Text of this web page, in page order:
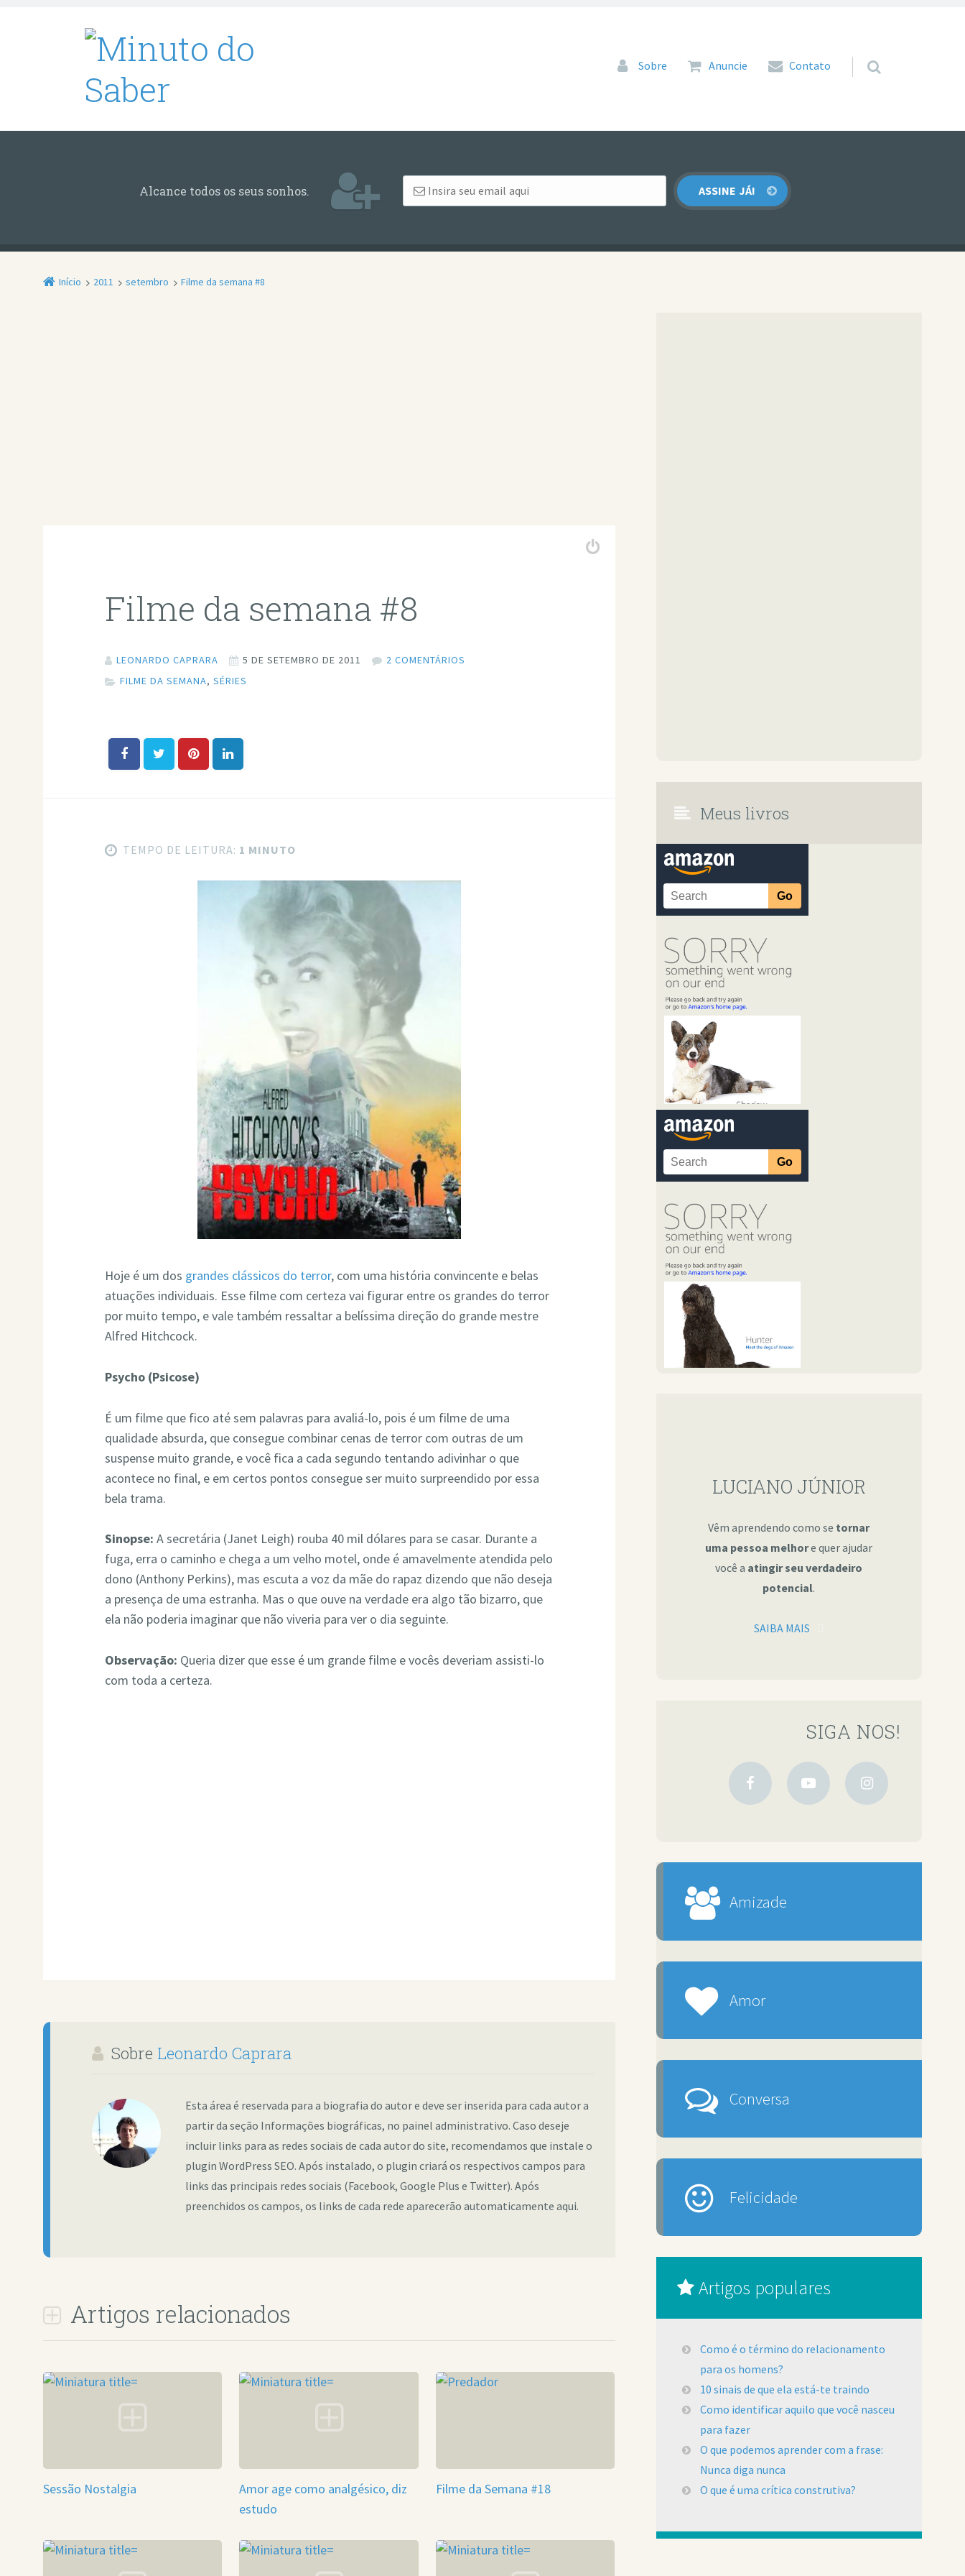
Pular para o conteúdo
Sobre Anuncie Contato
Alcance todos os seus sonhos.
Início 2011 setembro Filme da semana #8
Filme da semana #8
LEONARDO CAPRARA 5 DE SETEMBRO DE 2011
2 COMENTÁRIOS
FILME DA SEMANA,SÉRIES
TEMPO DE LEITURA: 1 MINUTO
Hoje é um dos grandes clássicos do terror, com uma história convincente e belas
atuações individuais. Esse filme com certeza vai figurar entre os grandes do terror
por muito tempo, e vale também ressaltar a belíssima direção do grande mestre
Alfred Hitchcock.
Psycho (Psicose)
É um filme que fico até sem palavras para avaliá-lo, pois é um filme de uma
qualidade absurda, que consegue combinar cenas de terror com outras de um
suspense muito grande, e você fica a cada segundo tentando adivinhar o que
acontece no final, e em certos pontos consegue ser muito surpreendido por essa
bela trama.
Sinopse: A secretária (Janet Leigh) rouba 40 mil dólares para se casar. Durante a
fuga, erra o caminho e chega a um velho motel, onde é amavelmente atendida pelo
dono (Anthony Perkins), mas escuta a voz da mãe do rapaz dizendo que não deseja
a presença de uma estranha. Mas o que ouve na verdade era algo tão bizarro, que
ela não poderia imaginar que não viveria para ver o dia seguinte.
Observação: Queria dizer que esse é um grande filme e vocês deveriam assisti-lo
com toda a certeza.
Sobre Leonardo Caprara
Esta área é reservada para a biografia do autor e deve ser inserida para cada autor a
partir da seção Informações biográficas, no painel administrativo. Caso deseje
incluir links para as redes sociais de cada autor do site, recomendamos que instale o
plugin WordPress SEO. Após instalado, o plugin criará os respectivos campos para
links das principais redes sociais (Facebook, Google Plus e Twitter). Após
preenchidos os campos, os links de cada rede aparecerão automaticamente aqui.
Artigos relacionados
Sessão Nostalgia
Amor age como analgésico, diz
estudo
Filme da Semana #18
Meus livros
LUCIANO JÚNIOR
Vêm aprendendo como se tornar
uma pessoa melhore quer ajudar
você a atingir seu verdadeiro
potencial.
SAIBA MAIS
SIGA NOS!
Amizade
Amor
Conversa
Felicidade
Artigos populares
Como é o término do relacionamento
para os homens?
10 sinais de que ela está-te traindo
Como identificar aquilo que você nasceu
para fazer
O que podemos aprender com a frase:
Nunca diga nunca
O que é uma crítica construtiva?